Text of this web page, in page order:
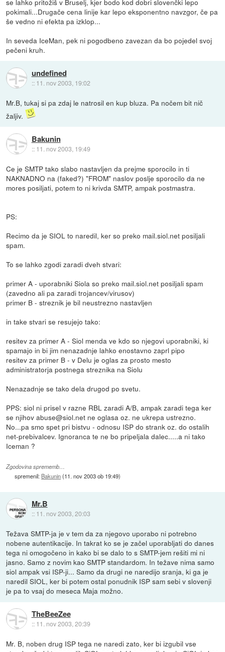
se lahko pritožiš v Bruselj, kjer bodo kod dobri slovenčki lepo
pokimali...Drugače cena linije kar lepo eksponentno navzgor, če pa
še vedno ni efekta pa izklop...
In seveda IceMan, pek ni pogodbeno zavezan da bo pojedel svoj
pečeni kruh.
undefined
:: 11. nov 2003, 19:02
Mr.B, tukaj si pa zdaj le natrosil en kup bluza. Pa nočem bit nič
žaljiv.
Bakunin
:: 11. nov 2003, 19:49
Ce je SMTP tako slabo nastavljen da prejme sporocilo in ti
NAKNADNO na (faked?) "FROM" naslov poslje sporocilo da ne
mores posiljati, potem to ni krivda SMTP, ampak postmastra.
PS:
Recimo da je SIOL to naredil, ker so preko mail.siol.net posiljali
spam.
To se lahko zgodi zaradi dveh stvari:
primer A - uporabniki Siola so preko mail.siol.net posiljali spam
(zavedno ali pa zaradi trojancev/virusov)
primer B - streznik je bil neustrezno nastavljen
in take stvari se resujejo tako:
resitev za primer A - Siol menda ve kdo so njegovi uporabniki, ki
spamajo in bi jim nenazadnje lahko enostavno zaprl pipo
resitev za primer B - v Delu je oglas za prosto mesto
administratorja postnega streznika na Siolu
Nenazadnje se tako dela drugod po svetu.
PPS: siol ni prisel v razne RBL zaradi A/B, ampak zaradi tega ker
se njihov abuse@siol.net ne oglasa oz. ne ukrepa ustrezno.
No...pa smo spet pri bistvu - odnosu ISP do strank oz. do ostalih
net-prebivalcev. Ignoranca te ne bo pripeljala dalec.....a ni tako
Iceman ?
Zgodovina sprememb…
spremenil: Bakunin(11. nov 2003 ob 19:49)
Mr.B
:: 11. nov 2003, 20:03
Težava SMTP-ja je v tem da za njegovo uporabo ni potrebno
nobene autentikacije. In takrat ko se je začel uporabljati do danes
tega ni omogočeno in kako bi se dalo to s SMTP-jem rešiti mi ni
jasno. Samo z novim kao SMTP standardom. In težave nima samo
siol ampak vsi ISP-ji... Samo da drugi ne naredijo sranja, ki ga je
naredil SIOL, ker bi potem ostal ponudnik ISP sam sebi v slovenji
je pa to vsaj do meseca Maja možno.
TheBeeZee
:: 11. nov 2003, 20:39
Mr. B, noben drug ISP tega ne naredi zato, ker bi izgubil vse